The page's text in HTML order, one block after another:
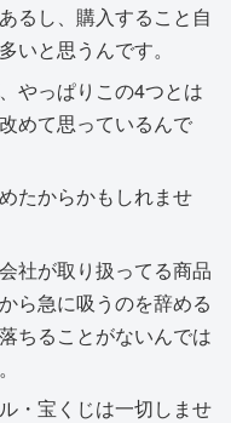
るし、購入すること自
いと思うんです。
やっぱりこの4つとは
めて思っているんで
たからかもしれませ
社が取り扱ってる商品
ら急に吸うのを辞める
ちることがないんでは
・宝くじは一切しませ